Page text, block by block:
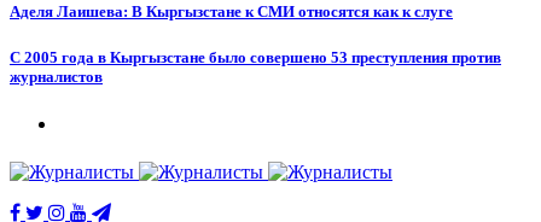
Аделя Лаишева: В Кыргызстане к СМИ относятся как к слуге
С 2005 года в Кыргызстане было совершено 53 преступления против
журналистов